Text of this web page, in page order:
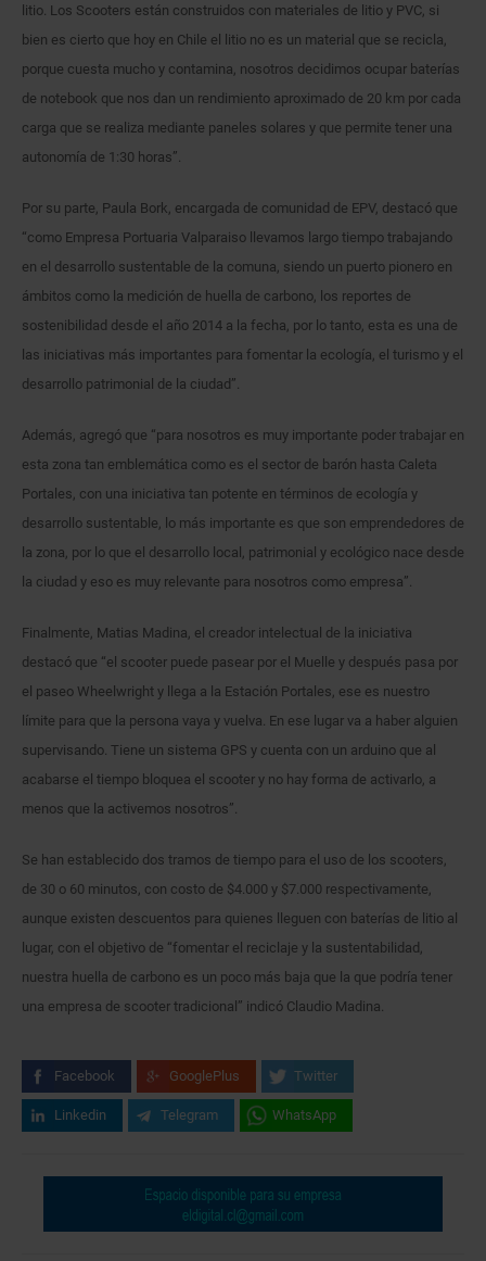
litio. Los Scooters están construidos con materiales de litio y PVC, si
bien es cierto que hoy en Chile el litio no es un material que se recicla,
porque cuesta mucho y contamina, nosotros decidimos ocupar baterías
de notebook que nos dan un rendimiento aproximado de 20 km por cada
carga que se realiza mediante paneles solares y que permite tener una
autonomía de 1:30 horas”.
Por su parte, Paula Bork, encargada de comunidad de EPV, destacó que
“como Empresa Portuaria Valparaiso llevamos largo tiempo trabajando
en el desarrollo sustentable de la comuna, siendo un puerto pionero en
ámbitos como la medición de huella de carbono, los reportes de
sostenibilidad desde el año 2014 a la fecha, por lo tanto, esta es una de
las iniciativas más importantes para fomentar la ecología, el turismo y el
desarrollo patrimonial de la ciudad”.
Además, agregó que “para nosotros es muy importante poder trabajar en
esta zona tan emblemática como es el sector de barón hasta Caleta
Portales, con una iniciativa tan potente en términos de ecología y
desarrollo sustentable, lo más importante es que son emprendedores de
la zona, por lo que el desarrollo local, patrimonial y ecológico nace desde
la ciudad y eso es muy relevante para nosotros como empresa”.
Finalmente, Matias Madina, el creador intelectual de la iniciativa
destacó que “el scooter puede pasear por el Muelle y después pasa por
el paseo Wheelwright y llega a la Estación Portales, ese es nuestro
límite para que la persona vaya y vuelva. En ese lugar va a haber alguien
supervisando. Tiene un sistema GPS y cuenta con un arduino que al
acabarse el tiempo bloquea el scooter y no hay forma de activarlo, a
menos que la activemos nosotros”.
Se han establecido dos tramos de tiempo para el uso de los scooters,
de 30 o 60 minutos, con costo de $4.000 y $7.000 respectivamente,
aunque existen descuentos para quienes lleguen con baterías de litio al
lugar, con el objetivo de “fomentar el reciclaje y la sustentabilidad,
nuestra huella de carbono es un poco más baja que la que podría tener
una empresa de scooter tradicional” indicó Claudio Madina.
Facebook GooglePlus Twitter
Linkedin Telegram WhatsApp